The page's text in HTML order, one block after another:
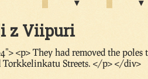
z Viipuri
<p> They had removed the
Streets. </p> </div>